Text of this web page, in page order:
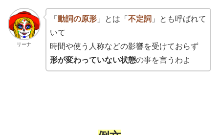
リーナ
「 動詞の原形」とは「 不定詞 」とも呼ばれて
いて
時間や使う人称などの影響を受けておらず
形が変わっていない状態の事を言うわよ